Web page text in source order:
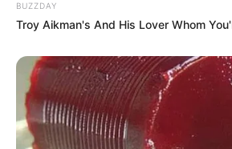
“Gersekarátra van bejelentve a
nem ide tartozik, menjenek
És a kérdéseimre sem kaptam
Mára már ennek is utána jártam:
BUZZDAY
Troy Aikman's And His Lover Whom